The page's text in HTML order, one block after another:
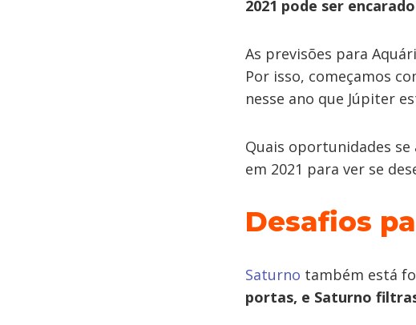
2021 pode ser
As previsões para
Por isso, começamos
nesse ano que Júpiter
Quais oportunidades
em 2021 para ver se
Desafios
Saturno também está
portas, e Saturno